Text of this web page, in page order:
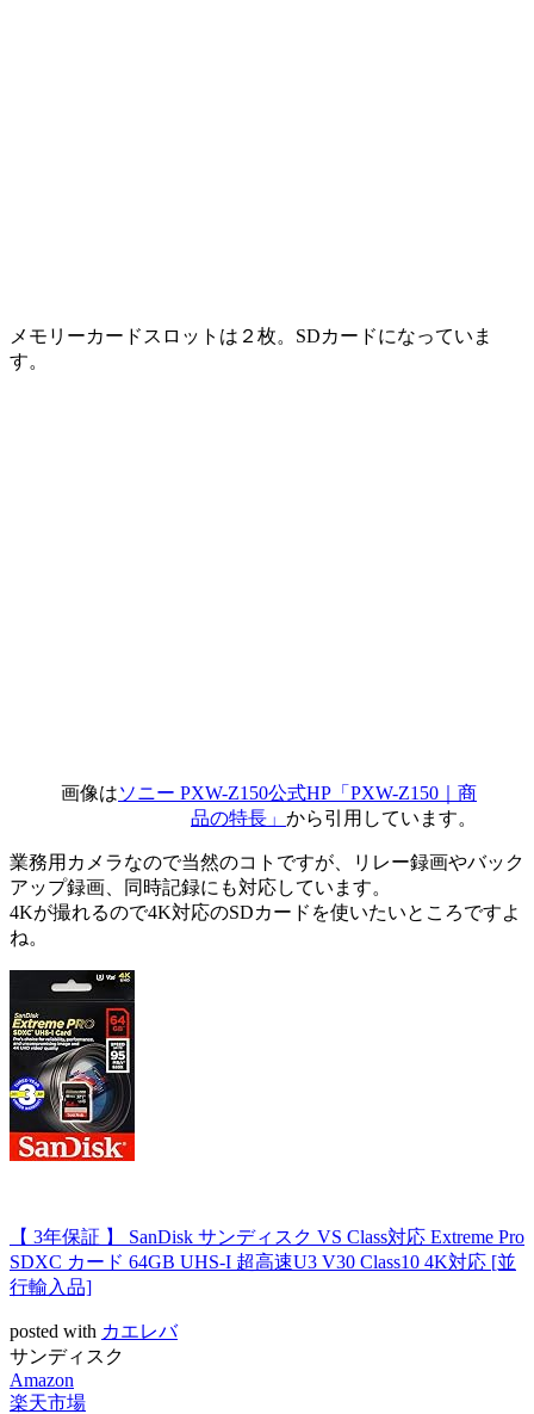
メモリーカードスロットは２枚。SDカードになっていま
す。
画像はソニー PXW-Z150公式HP「PXW-Z150｜商
品の特長」 から引用しています。
業務用カメラなので当然のコトですが、リレー録画やバック
アップ録画、同時記録にも対応しています。
4Kが撮れるので4K対応のSDカードを使いたいところですよ
ね。
【 3年保証 】 SanDisk サンディスク VS Class対応 Extreme Pro
SDXC カード 64GB UHS-I 超高速U3 V30 Class10 4K対応 [並
行輸入品]
posted with カエレバ
サンディスク
Amazon
楽天市場